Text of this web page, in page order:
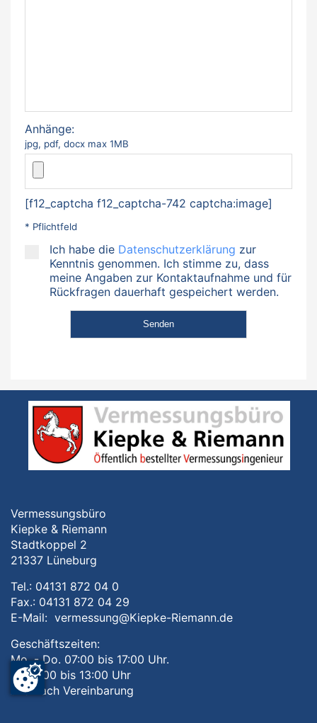
Anhänge:
jpg, pdf, docx max 1MB
[f12_captcha f12_captcha-742 captcha:image]
* Pflichtfeld
Ich habe die Datenschutzerklärung zur
Kenntnis genommen. Ich stimme zu, dass
meine Angaben zur Kontaktaufnahme und für
Rückfragen dauerhaft gespeichert werden.
Vermessungsbüro
Kiepke & Riemann
Stadtkoppel 2
21337 Lüneburg
Tel.: 04131 872 04 0
Fax.: 04131 872 04 29
E-Mail: vermessung@Kiepke-Riemann.de
Geschäftszeiten:
Mo. - Do. 07:00 bis 17:00 Uhr.
Fr. 07:00 bis 13:00 Uhr
und nach Vereinbarung